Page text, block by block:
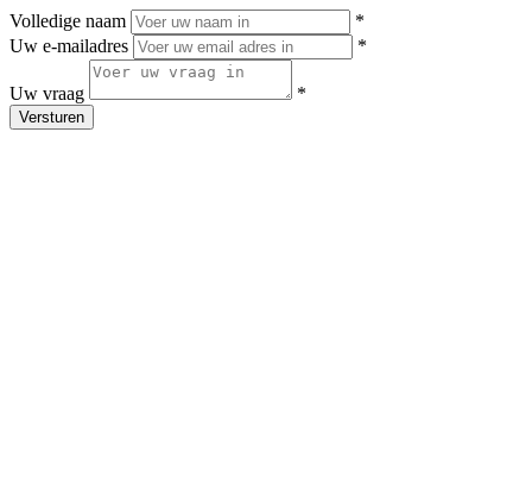
Volledige naam
*
Uw e-mailadres
*
Uw vraag *